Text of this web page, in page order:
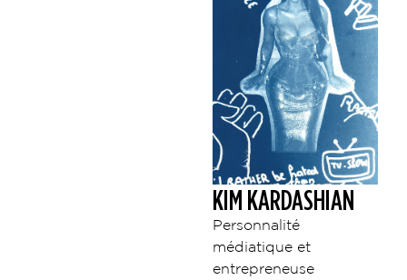
KIM KARDASHIAN
Personnalité
médiatique et
entrepreneuse